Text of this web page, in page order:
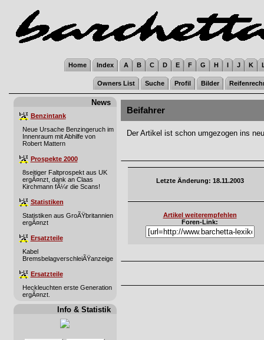
Home Index A B C D E F G H I J K
Owners List Suche Profil Bilder
News
Benzintank
Neue Ursache Benzingeruch im
Innenraum mit Abhilfe von
Robert Mattern
Prospekte 2000
8seitiger Faltprospekt aus UK
ergÃ¤nzt, dank an Claas
Kirchmann fÃ¼r die Scans!
Statistiken
Statistiken aus GroÃŸbritannien
ergÃ¤nzt
Ersatzteile
Kabel
BremsbelagverschleiÃŸanzeige
Ersatzteile
Heckleuchten erste Generation
ergÃ¤nzt.
Info & Statistik
Beifahrer
Der Artikel ist schon umgezogen ins
Letzte Änderung: 18.11.2003
Artikel weiterempfehlen
Foren-Link: